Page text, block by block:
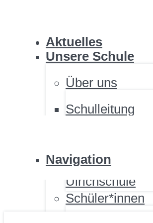
Aktuelles
Unsere Schule
Über uns
Schulleitung
Fördernde
Renovierung der
Ulrichschule
Schüler*innen
Navigation